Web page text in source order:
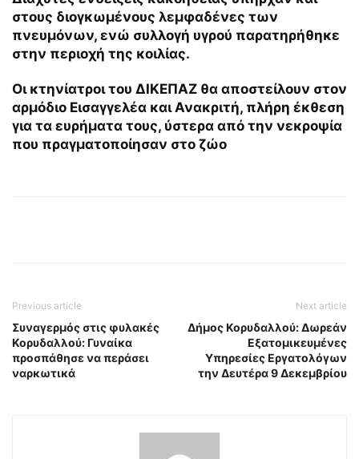
στους διογκωμένους λεμφαδένες των
πνευμόνων, ενώ συλλογή υγρού παρατηρήθηκε
στην περιοχή της κοιλίας.
Οι κτηνίατροι του ΔΙΚΕΠΑΖ θα αποστείλουν στον
αρμόδιο Εισαγγελέα και Ανακριτή, πλήρη έκθεση
για τα ευρήματα τους, ύστερα από την νεκροψία
που πραγματοποίησαν στο ζώο
Previous article
Συναγερμός στις φυλακές
Κορυδαλλού: Γυναίκα
προσπάθησε να περάσει
ναρκωτικά
Next article
Δήμος Κορυδαλλού: Δωρεάν
Εξατομικευμένες
Υπηρεσίες Eργατολόγων
την Δευτέρα 9 Δεκεμβρίου